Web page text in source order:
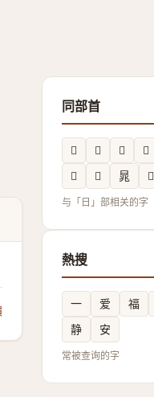
同部首
𣋌 𭧺 𣅞 𣈟
𣅠
𣇑 晁 𭦱
与「日」部相关的字
熱搜
一 爱 福
静
安
常被查询的字